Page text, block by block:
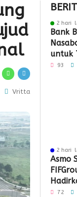
Vritta
2 hari
Bank
untuk
93
2 hari
Asmo
72